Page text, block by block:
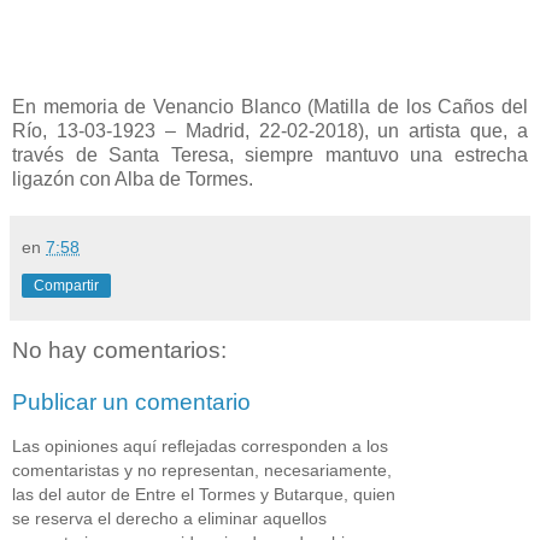
En memoria de Venancio Blanco (Matilla de los Caños del
Río, 13-03-1923 – Madrid, 22-02-2018), un artista que, a
través de Santa Teresa, siempre mantuvo una estrecha
ligazón con Alba de Tormes.
en 7:58
Compartir
No hay comentarios:
Publicar un comentario
Las opiniones aquí reflejadas corresponden a los
comentaristas y no representan, necesariamente,
las del autor de Entre el Tormes y Butarque, quien
se reserva el derecho a eliminar aquellos